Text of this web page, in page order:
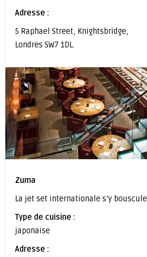
Adresse :
5 Raphael Street, Knightsbridge,
Londres SW7 1DL.
Zuma
La jet set internationale s’y bouscule
Type de cuisine :
japonaise
Adresse :